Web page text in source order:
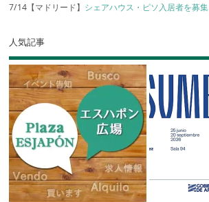
7/14【マドリード】 シェアハウス・ピソ入居者を募集
人気記事